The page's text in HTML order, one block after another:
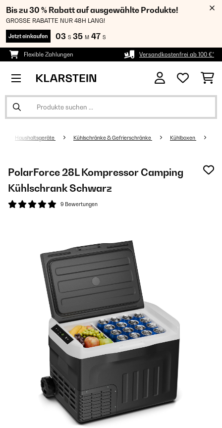
Bis zu 30 % Rabatt auf ausgewählte Produkte!
GROSSE RABATTE NUR 48H LANG!
Jetzt einkaufen 03 S 35 M 46 S
Flexible Zahlungen Versandkostenfrei ab 100 €*
Haushaltsgeräte Kühlschränke & Gefrierschränke Kühlboxen
PolarForce 28L Kompressor Camping
Kühlschrank Schwarz
9 Bewertungen